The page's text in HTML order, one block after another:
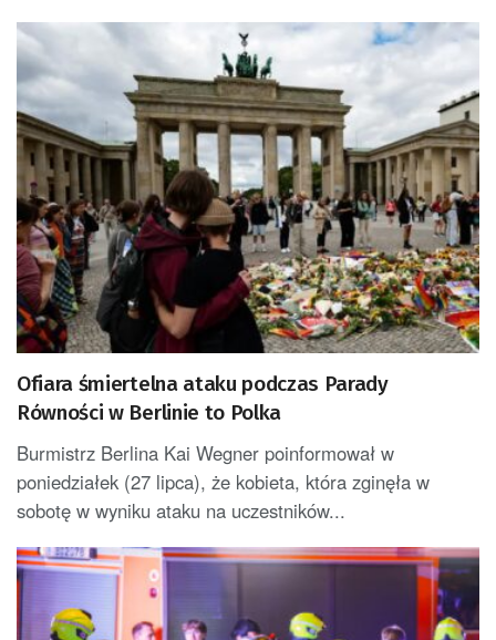
Ofiara śmiertelna ataku podczas Parady
Równości w Berlinie to Polka
Burmistrz Berlina Kai Wegner poinformował w
poniedziałek (27 lipca), że kobieta, która zginęła w
sobotę w wyniku ataku na uczestników...